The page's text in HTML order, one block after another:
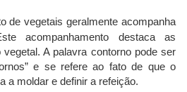
de vegetais geralmente acompanha
acompanhamento destaca as
A palavra contorno pode ser
e se refere ao fato de que o
a moldar e definir a refeição.